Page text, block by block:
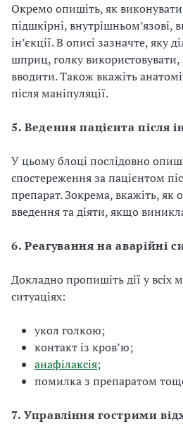
Окремо опишіть, як
підшкірні, внутрішньом’язові,
ін’єкції. В описі зазначте, яку
шприц, голку
вводити. Також вкажіть
після маніпуляції.
5. Ведення пацієнта після
У цьому блоці послідовно
спостереження за пацієнтом
препарат. Зокрема, вкажіть, як
введення та діяти, якщо
6. Реагування на аварійні
Докладно пропишіть дії у всіх
ситуаціях:
укол голкою;
контакт із кров’ю;
анафілаксія;
помилка з препаратом
7. Управління гострими